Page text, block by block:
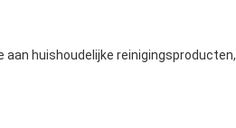
aan huishoudelijke reinigingsproducten,